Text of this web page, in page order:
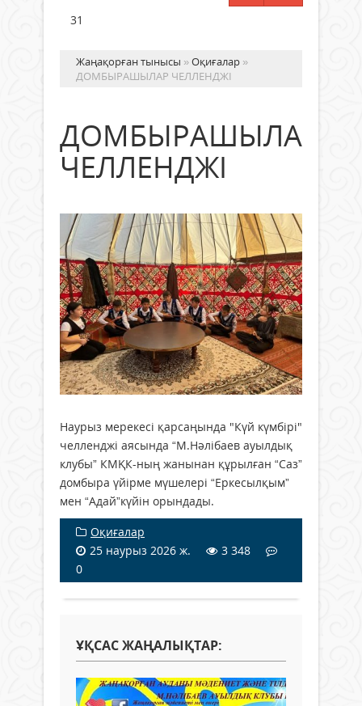
31
Жаңақорған тынысы »Оқиғалар »
ДОМБЫРАШЫЛАР ЧЕЛЛЕНДЖІ
ДОМБЫРАШЫЛАР
ЧЕЛЛЕНДЖІ
Наурыз мерекесі қарсаңында "Күй күмбірі"
челленджі аясында “М.Нәлібаев ауылдық
клубы” КМҚК-ның жанынан құрылған “Саз”
домбыра үйірме мүшелері “Еркесылқым”
мен “Адай”күйін орындады.
Оқиғалар
25 наурыз 2026 ж.
3 348
0
ҰҚСАС ЖАҢАЛЫҚТАР: